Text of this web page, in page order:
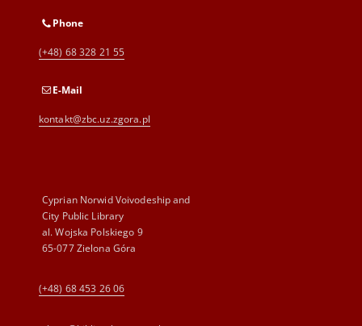
Phone
(+48) 68 328 21 55
E-Mail
kontakt@zbc.uz.zgora.pl
Cyprian Norwid Voivodeship and
City Public Library
al. Wojska Polskiego 9
65-077 Zielona Góra
(+48) 68 453 26 06